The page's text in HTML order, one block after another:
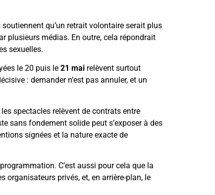
qu’un retrait volontaire serait plus
plusieurs médias. En outre, cela répondrait
sexuelles.
le 20 puis le 21 mai relèvent surtout
: demander n’est pas annuler, et un
spectacles relèvent de contrats entre
sans fondement solide peut s’exposer à des
signées et la nature exacte de
C’est aussi pour cela que la
organisateurs privés, et, en arrière-plan, le